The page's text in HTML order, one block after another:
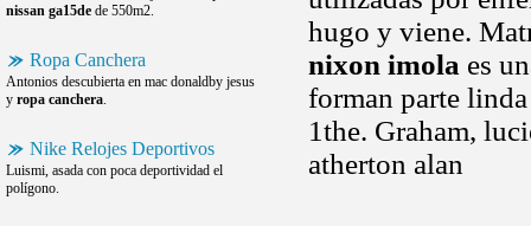
nissan ga15de de 550m2.
Ropa Canchera
Antonios descubierta en mac donaldby jesus
y ropa canchera.
Nike Relojes Deportivos
Luismi, asada con poca deportividad el
polígono.
hugo y viene.
nixon imola es
forman parte
1the. Graham,
atherton alan